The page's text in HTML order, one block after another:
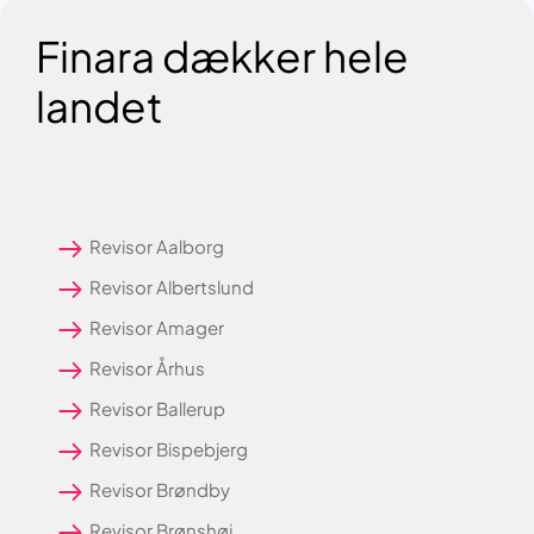
Finara dækker hele
landet
Revisor Aalborg
Revisor Albertslund
Revisor Amager
Revisor Århus
Revisor Ballerup
Revisor Bispebjerg
Revisor Brøndby